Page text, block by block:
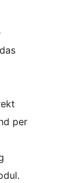
per